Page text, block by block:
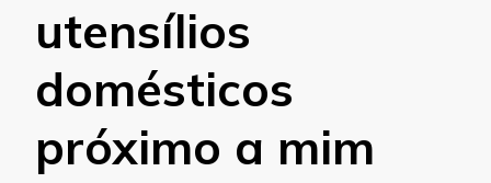
utensílios
domésticos
próximo a mim